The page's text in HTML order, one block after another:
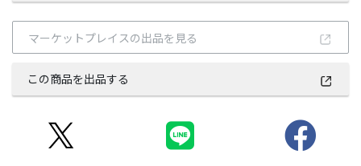
マーケットプレイスの出品を見る
この商品を出品する